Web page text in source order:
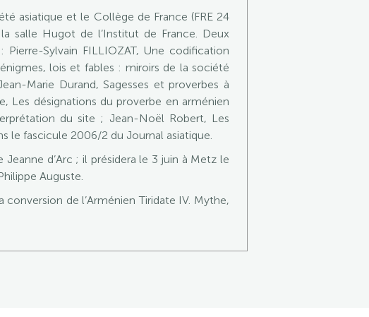
asiatique et le Collège de France (FRE 24
salle Hugot de l’Institut de France. Deux
Sylvain FILLIOZAT, Une codification
lois et fables : miroirs de la société
Marie Durand, Sagesses et proverbes à
Les désignations du proverbe en arménien
du site ; Jean-Noël Robert, Les
le fascicule 2006/2 du Journal asiatique.
d’Arc ; il présidera le 3 juin à Metz le
Auguste.
de l’Arménien Tiridate IV. Mythe,